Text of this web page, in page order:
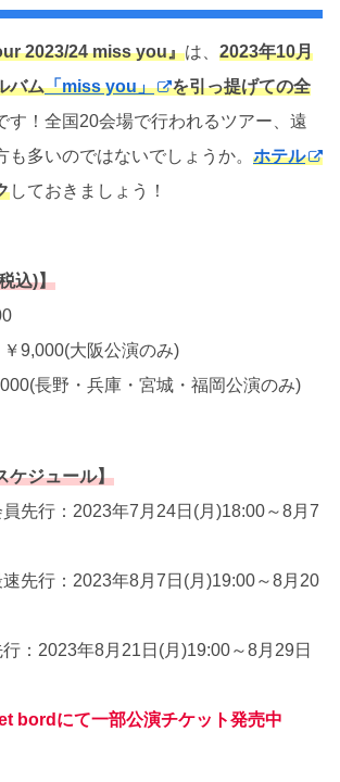
2023/24 miss you』は、 2023年10月
バム「miss you」
を引っ提げての全
す！全国20会場で行われるツアー、遠
も多いのではないでしょうか。 ホテル
しておきましょう！
込)】
9,000(大阪公演のみ)
長野・兵庫・宮城・福岡公演のみ)
ケジュール】
先行：2023年7月24日(月)18:00～8月7
先行：2023年8月7日(月)19:00～8月20
：2023年8月21日(月)19:00～8月29日
bordにて一部公演チケット発売中